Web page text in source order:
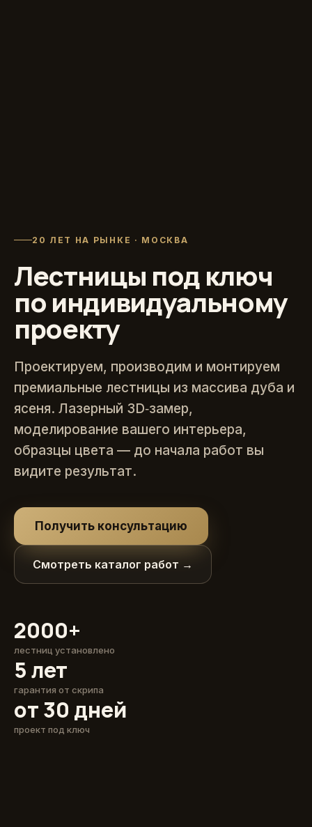
20 ЛЕТ НА РЫНКЕ · МОСКВА
Лестницы под ключ
по индивидуальному
проекту
Проектируем, производим и монтируем
премиальные лестницы из массива дуба и
ясеня. Лазерный 3D‑замер,
моделирование вашего интерьера,
образцы цвета — до начала работ вы
видите результат.
Получить консультацию
Смотреть каталог работ →
2000+
лестниц установлено
5 лет
гарантия от скрипа
от 30 дней
проект под ключ